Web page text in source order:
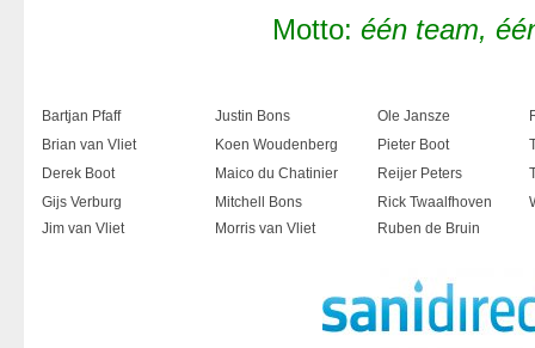
Motto: één team,
Bartjan Pfaff Justin Bons Ole Jansze
Brian van Vliet
Koen Woudenberg Pieter Boot
Derek Boot
Maico du Chatinier Reijer Peters
Gijs Verburg
Mitchell Bons Rick Twaalfhoven
Jim van Vliet
Morris van Vliet Ruben de Bruin